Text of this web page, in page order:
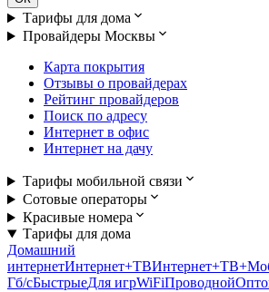
Тарифы для дома
Провайдеры Москвы
Карта покрытия
Отзывы о провайдерах
Рейтинг провайдеров
Поиск по адресу
Интернет в офис
Интернет на дачу
Тарифы мобильной связи
Сотовые операторы
Красивые номера
Тарифы для дома
Домашний
интернетИнтернет+ТВ
Гб/cБыстрыеДля игрWiFiПроводной